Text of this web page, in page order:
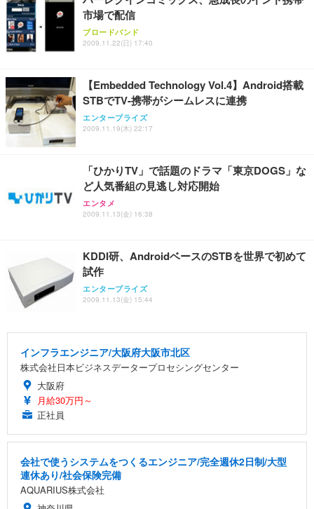
市場で配信
ブロードバンド
2009.11.22(日) 17:40
【Embedded Technology Vol.4】Android搭載
STBでTV-携帯がシームレスに連携
エンタープライズ
2009.11.19(木) 22:17
「ひかりTV」で話題のドラマ「東京DOGS」な
ど人気番組の見逃し対応開始
エンタメ
2009.11.13(金) 16:38
KDDI研、AndroidベースのSTBを世界で初めて
試作
エンタープライズ
2009.11.13(金) 15:44
インフラエンジニア/大阪府大阪市北区
株式会社日本ビジネスデータープロセシングセンター
大阪府
月給30万円～
正社員
会社で使うシステムをつくるエンジニア/完全週休2日制/大型
連休あり/社会保険完備
AQUARIUS株式会社